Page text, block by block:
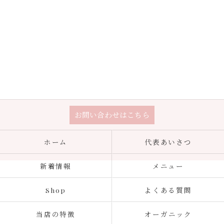
お問い合わせはこちら
ホーム 代表あいさつ
新着情報 メニュー
Shop よくある質問
当店の特徴 オーガニック